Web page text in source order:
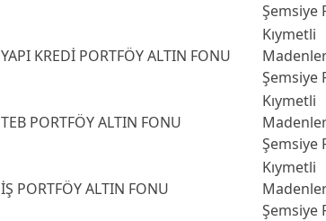
Şemsiye
YAPI KREDİ PORTFÖY ALTIN FONU
Kıymetli
Şemsiye
TEB PORTFÖY ALTIN FONU
Kıymetli
Şemsiye
İŞ PORTFÖY ALTIN FONU
Kıymetli
Şemsiye